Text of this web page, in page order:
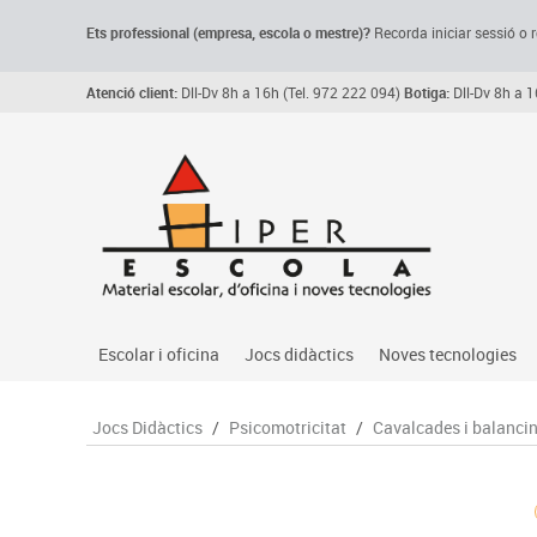
Ets professional (empresa, escolao mestre)? Recorda iniciar sessió o
Atenció client: Dll-Dv 8h a 16h (Tel. 972 222 094)Botiga: Dll-Dv 8h a
Escolar i oficina
Arxiu, carpetes i classificadors
Jocs didàctics
Primeres edats
Noves tecnologies
Audio
Connectivitat i
Jocs Didàctics / Psicomotricitat / Cavalcades i